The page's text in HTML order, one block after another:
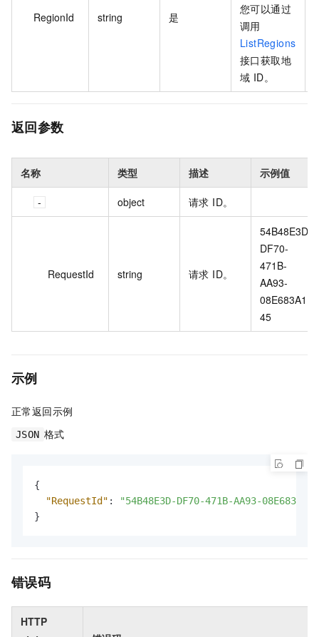
RegionId string 是
您可以通过
调用
ListRegions
接口获取地
域 ID。
返回参数
名称 类型 描述 示例值
object 请求 ID。
RequestId string 请求 ID。
54B48E3D-
DF70-
471B-
AA93-
08E683A1B
45
示例
正常返回示例
JSON 格式
{
"RequestId" :
"54B48E3D-DF70-471B-AA93-
}
错误码
HTTP